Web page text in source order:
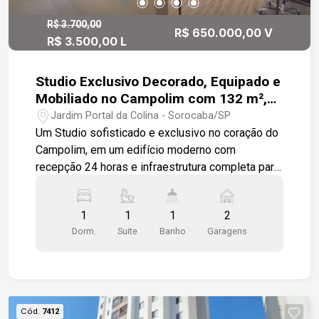
R$ 3.700,00
R$ 3.500,00 L
R$ 650.000,00 V
Studio Exclusivo Decorado, Equipado e
Mobiliado no Campolim com 132 m²,
Varanda Privativa, Deck e Ofurô
Jardim Portal da Colina - Sorocaba/SP
Um Studio sofisticado e exclusivo no coração do
Campolim, em um edifício moderno com
recepção 24 horas e infraestrutura completa para
surpreende pela amplitude e pela integração
inteligente dos ambientes. A cozinha em estilo
elegantemente delimitado por uma estrutura de
1
Dorm.
1
Suite
1
Banho
2
Garagens
Cód. 7412